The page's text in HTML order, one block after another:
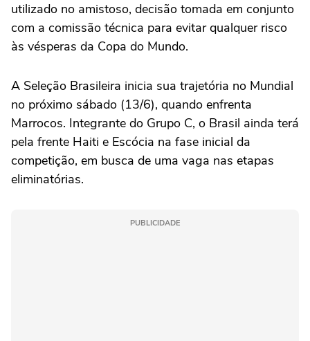
utilizado no amistoso, decisão tomada em conjunto
com a comissão técnica para evitar qualquer risco
às vésperas da Copa do Mundo.
A Seleção Brasileira inicia sua trajetória no Mundial
no próximo sábado (13/6), quando enfrenta
Marrocos. Integrante do Grupo C, o Brasil ainda terá
pela frente Haiti e Escócia na fase inicial da
competição, em busca de uma vaga nas etapas
eliminatórias.
PUBLICIDADE